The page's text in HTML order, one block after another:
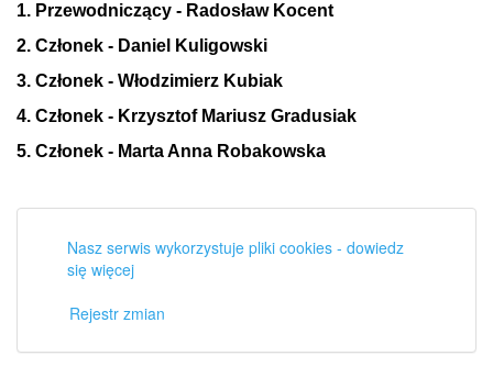
1. Przewodniczący - Radosław Kocent
2. Członek - Daniel Kuligowski
3. Członek - Włodzimierz Kubiak
4. Członek - Krzysztof Mariusz Gradusiak
5. Członek - Marta Anna Robakowska
Nasz serwis wykorzystuje pliki cookies - dowiedz
się więcej
Rejestr zmian